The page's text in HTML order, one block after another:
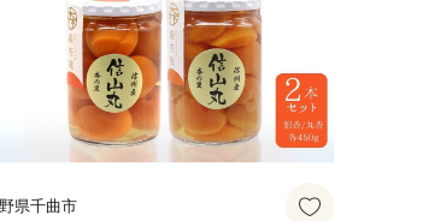
県千曲市